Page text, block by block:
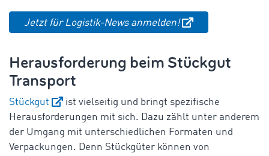
Jetzt für Logistik-News anmelden!
Herausforderung beim Stückgut
Transport
Stückgut
ist vielseitig und bringt spezifische
Herausforderungen mit sich. Dazu zählt unter anderem
der Umgang mit unterschiedlichen Formaten und
Verpackungen. Denn Stückgüter können von